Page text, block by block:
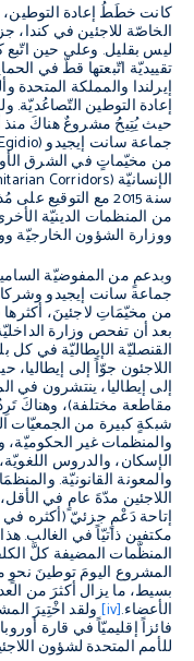
كانت خطَطُ إعادة التوطين،
الخاصّة للاجئين في كندا،
ليس بقليل. وعلى حين اتّبع
تقييديّة اتّبعتها قطّ في
إيرلندا والمملكة المتحدة
إعادة التوطين التّصاعُديّة.
حيث يُتِيحُ مشروعٌ هناكَ منذ
جماعة سانت إيجيدو(
من مخيّماتٍ في الشرق
الإنسانيّة (
Corridors
سنة2015مع التوقيع على
من المنظمات الدينيّة
ووزارة الشؤون الخارجيّة
وبدعمٍ من المفوضيّة
جماعة سانت إيجيدو
من مخيّمَاتِ لاجئينَ، أكثرها
بعد أن تفحص وزارة
القنصليّة الإيطاليّة في
اللاجئون جوّاً إلى
مقاطعة مختلفة)، وهناكَ
شبكةٍ كبيرة من الجمعيّات
والمنظمات غير الحكوميّة،
الإسكان، والدروس
والمعونة القانونيّة.
اللاجئين مدّةَ عامٍ في
إتاحة دَعْمٍ جزئيّ (أكثره
مكتفين ذاتيّاً في الغالب.
المنظّمات المضيفة كلَّ
بسيط، ما يزال أكثرَ من
الأعضاء.[iv]ولقد اخْتِيرَ
فائزاً إقليميّاً في قارة
للأمم المتحدة لشؤون